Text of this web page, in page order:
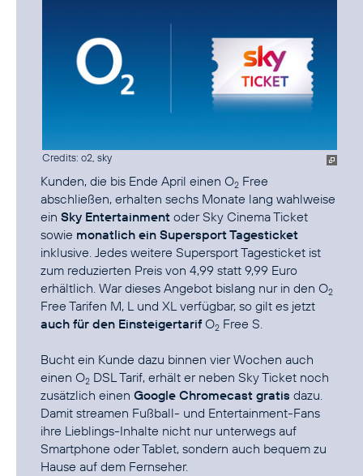
Credits: o2, sky
Kunden, die bis Ende April einen O2 Free
abschließen, erhalten sechs Monate lang wahlweise
ein Sky Entertainment oder Sky Cinema Ticket
sowie monatlich ein Supersport Tagesticket
inklusive. Jedes weitere Supersport Tagesticket ist
zum reduzierten Preis von 4,99 statt 9,99 Euro
erhältlich. War dieses Angebot bislang nur in den O2
Free Tarifen M, L und XL verfügbar, so gilt es jetzt
auch für den Einsteigertarif O2 Free S.
Bucht ein Kunde dazu binnen vier Wochen auch
einen O2 DSLTarif, erhält er neben Sky Ticket noch
zusätzlich einen Google Chromecast gratis dazu.
Damit streamen Fußball- und Entertainment-Fans
ihre Lieblings-Inhalte nicht nur unterwegs auf
Smartphone oder Tablet, sondern auch bequem zu
Hause auf dem Fernseher.